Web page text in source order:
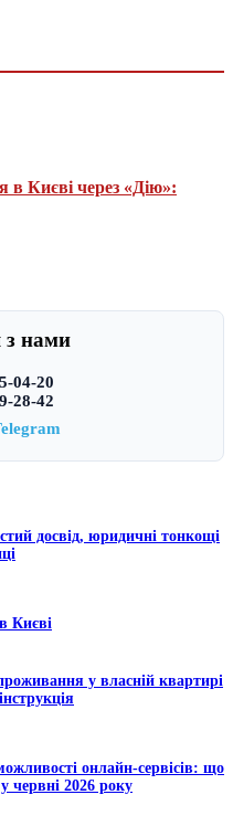
в Києві через «Дію»:
з нами
04-20
28-42
досвід, юридичні тонкощі
Києві
у власній квартирі
онлайн-сервісів: що
червні 2026 року